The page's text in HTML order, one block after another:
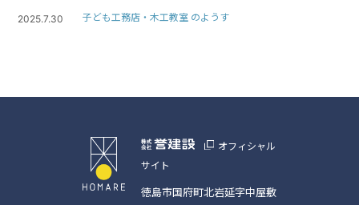
2025.7.30 子ども工務店・木工教室 のようす
オフィシャル
サイト
徳島市国府町北岩延字中屋敷